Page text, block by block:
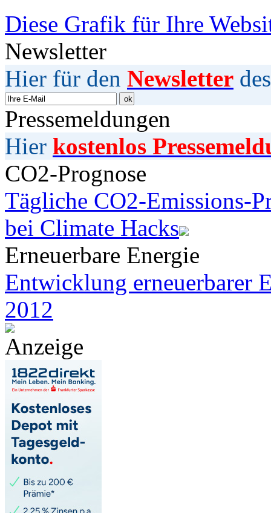
Diese Grafik für Ihre
Newsletter
Hier für den Newsletter
Pressemeldungen
Hier kostenlos
CO2-Prognose
Tägliche CO2-Emissions-
bei Climate Hacks
Erneuerbare Energie
Entwicklung erneuerbarer
2012
Anzeige